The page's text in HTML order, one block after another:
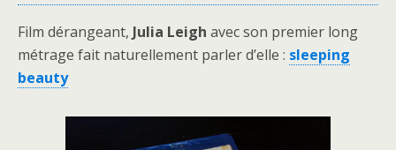
Film dérangeant, Julia Leigh avec son premier long
métrage fait naturellement parler d’elle : sleeping
beauty